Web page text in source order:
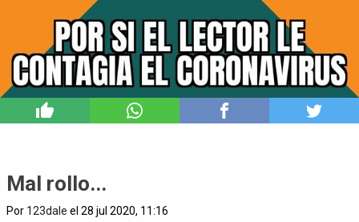
Mal rollo...
Por 123dale el 28 jul 2020, 11:16